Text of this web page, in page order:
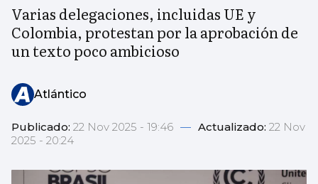
Varias delegaciones, incluidas UE y
Colombia, protestan por la aprobación de
un texto poco ambicioso
Atlántico
Publicado: 22 Nov 2025 - 19:46 — Actualizado: 22 Nov
2025 - 20:24